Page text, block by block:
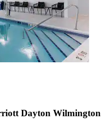
Dayton Wilmington